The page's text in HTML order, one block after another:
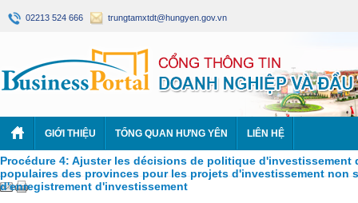
02213 524 666 trungtamxtdt@hungyen.gov.vn
GIỚI THIỆU TỔNG QUAN HƯNG YÊN LIÊN HỆ
Procédure 4: Ajuster les décisions de politique d'investissement
populaires des provinces pour les projets d'investissement non
d'enregistrement d'investissement